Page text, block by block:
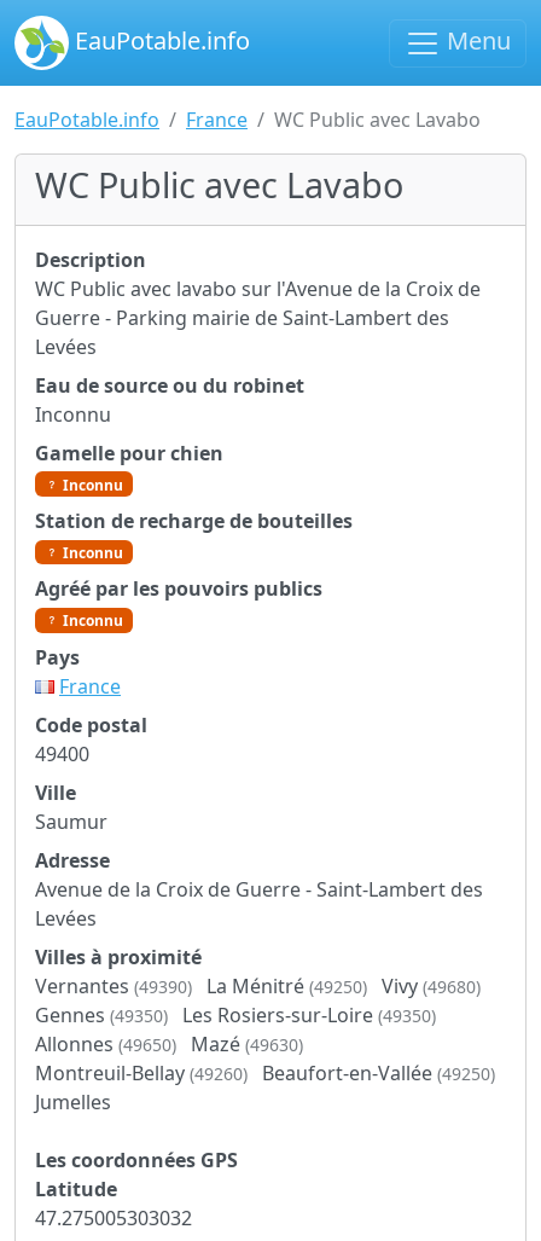
EauPotable.info Menu
EauPotable.info France WC Public avec Lavabo
WC Public avec Lavabo
Description
WC Public avec lavabo sur l'Avenue de la Croix de
Guerre - Parking mairie de Saint-Lambert des
Levées
Eau de source ou du robinet
Inconnu
Gamelle pour chien
Inconnu
Station de recharge de bouteilles
Inconnu
Agréé par les pouvoirs publics
Inconnu
Pays
France
Code postal
49400
Ville
Saumur
Adresse
Avenue de la Croix de Guerre - Saint-Lambert des
Levées
Villes à proximité
Vernantes (49390) La Ménitré (49250) Vivy (49680)
Gennes (49350) Les Rosiers-sur-Loire (49350)
Allonnes (49650) Mazé (49630)
Montreuil-Bellay (49260) Beaufort-en-Vallée (49250)
Jumelles
Les coordonnées GPS
Latitude
47.275005303032